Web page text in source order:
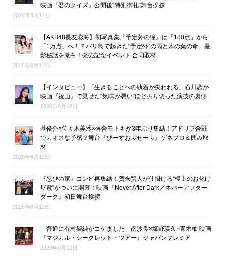
映画『君のクイズ』公開後“特別御礼”舞台挨拶
2026年6月12日
【AKB48長友彩海】初写真集『予定外の瞳』は「180点」から
「1万点」へ！？バリ島で起きた“予定外”の雨と木の葉の傘…撮
影秘話を激白！発売記念イベント 合同取材
2026年6月12日
【インタビュー】「生きることへの執着が失われる」石川恋が
映画『祝山』で見せた“気味が悪い”ほど振り切った演技の裏側
2026年6月12日
基俊介×佐々木美玲×落合モトキが3年ぶり集結！アドリブ合戦
でカオスな予感？舞台『ぴーすおぶせーふ』ゲネプロ＆囲み取
材
2026年6月12日
『忍びの家』コンビ再集結！賀来賢人が仕掛ける“極上のお化け
屋敷”がついに開幕！映画『Never After Dark／ネバーアフター
ダーク』初日舞台挨拶
2026年6月12日
「普通に有村架純がコケました」南沙良×塩野瑛久×青木柚 映画
『マジカル・シークレット・ツアー』ジャパンプレミア
2026年6月12日